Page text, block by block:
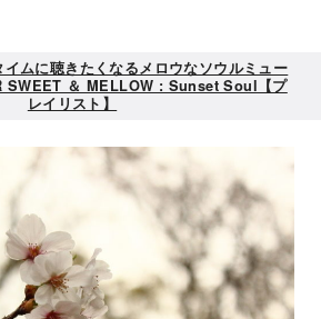
ムに聴きたくなるメロウなソウルミュー
SWEET ＆ MELLOW : Sunset Soul【プ
レイリスト】